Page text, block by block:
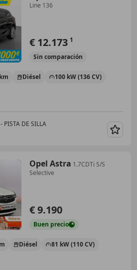
Line 136
€ 12.173 1
Sin comparación
Diésel 100 kW (136 CV)
PISTA DE SILLA
Opel Astra 1.7CDTi S/S
Selective
€ 9.190
Buen precio
Diésel 81 kW (110 CV)